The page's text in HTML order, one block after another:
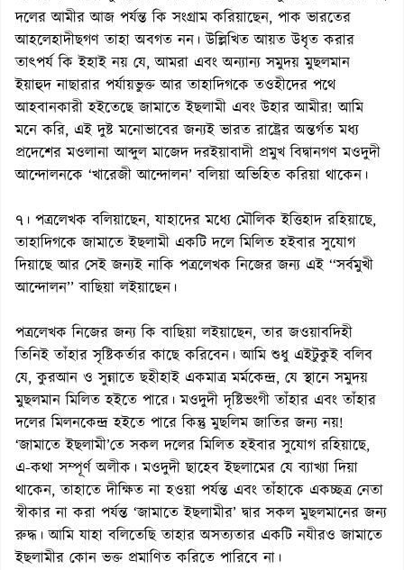
দলের আমীর আজ পর্যন্ত কি সংগ্রাম করিয়াছেন, পাক ভারতের
আহলেহাদীছগণ তাহা অবগত নন। উল্লিখিত আয়ত উধৃত করার
তাৎপর্য কি ইহাই নয় যে, আমরা এবং অন্যান্য সমুদয় মুছলমান
ইয়াহুদ নাছারার পর্যায়ভুক্ত আর তাহাদিগকে তওহীদের পথে
আহবানকারী হইতেছে জামাতে ইছলামী এবং উহার আমীর! আমি
মনে করি, এই দুষ্ট মনোভাবের জন্যই ভারত রাষ্ট্রের অন্তর্গত মধ্য
প্রদেশের মওলানা আব্দুল মাজেদ দরইয়াবাদী প্রমুখ বিদ্বানগণ মওদুদী
আন্দোলনকে ‘খারেজী আন্দোলন’ বলিয়া অভিহিত করিয়া থাকেন।
৭। পত্রলেখক বলিয়াছেন, যাহাদের মধ্যে মৌলিক ইত্তিহাদ রহিয়াছে,
তাহাদিগকে জামাতে ইছলামী একটি দলে মিলিত হইবার সুযোগ
দিয়াছে আর সেই জন্যই নাকি পত্রলেখক নিজের জন্য এই ‘‘সর্বমুখী
আন্দোলন’’ বাছিয়া লইয়াছেন।
পত্রলেখক নিজের জন্য কি বাছিয়া লইয়াছেন, তার জওয়াবদিহী
তিনিই তাঁহার সৃষ্টিকর্তার কাছে করিবেন। আমি শুধু এইটুকুই বলিব
যে, কুরআন ও সুন্নাতে ছহীহাই একমাত্র মর্মকেন্দ্র, যে স্থানে সমুদয়
মুছলমান মিলিত হইতে পারে। মওদুদী দৃষ্টিভংগী তাঁহার এবং তাঁহার
দলের মিলনকেন্দ্র হইতে পারে কিন্তু মুছলিম জাতির জন্য নয়!
‘জামাতে ইছলামী’তে সকল দলের মিলিত হইবার সুযোগ রহিয়াছে,
এ-কথা সম্পূর্ণ অলীক। মওদুদী ছাহেব ইছলামের যে ব্যাখ্যা দিয়া
থাকেন, তাহাতে দীক্ষিত না হওয়া পর্যন্ত এবং তাঁহাকে একচ্ছত্র নেতা
স্বীকার না করা পর্যন্ত ‘জামাতে ইছলামীর’ দ্বার সকল মুছলমানের জন্য
রুদ্ধ। আমি যাহা বলিতেছি তাহার অসত্যতার একটি নযীরও জামাতে
ইছলামীর কোন ভক্ত প্রমাণিত করিতে পারিবে না।